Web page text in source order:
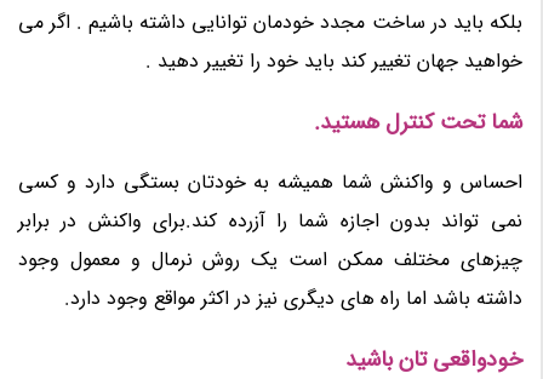
بلکه باید در ساخت مجدد خودمان توانایی داشته باشیم . اگر می
خواهید جهان تغییر کند باید خود را تغییر دهید .
شما تحت کنترل هستید.
احساس و واکنش شما همیشه به خودتان بستگی دارد و کسی
نمی تواند بدون اجازه شما را آزرده کند.برای واکنش در برابر
چیزهای مختلف ممکن است یک روش نرمال و معمول وجود
داشته باشد اما راه های دیگری نیز در اکثر مواقع وجود دارد.
خودواقعی تان باشید